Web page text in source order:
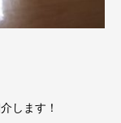
します！